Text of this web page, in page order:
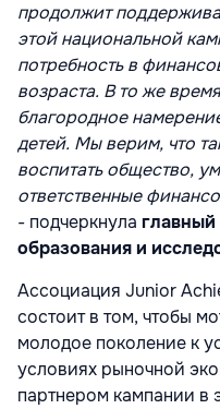
продолжит
этой национальной
потребность в
возраста. В то же
благородное
детей. Мы верим, что
воспитать общество,
ответственные
- подчеркнула главный
образования и
Ассоциация Junior
состоит в том, чтобы
молодое поколение к
условиях рыночной
партнером кампании в